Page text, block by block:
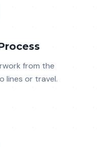
from the
lines or travel.